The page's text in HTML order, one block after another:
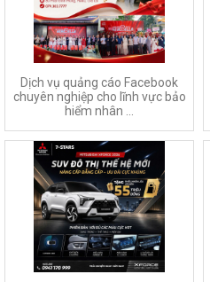
Dịch vụ quảng cáo Facebook
chuyên nghiệp cho lĩnh vực bảo
hiểm nhân ...